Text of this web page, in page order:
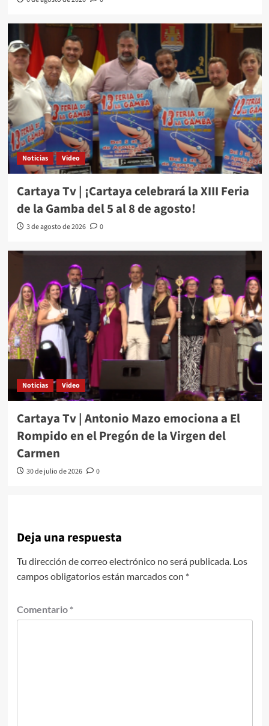
Noticias Video
Cartaya Tv | ¡Cartaya celebrará la XIII Feria
de la Gamba del 5 al 8 de agosto!
3 de agosto de 2026 0
Noticias Video
Cartaya Tv | Antonio Mazo emociona a El
Rompido en el Pregón de la Virgen del
Carmen
30 de julio de 2026 0
Deja una respuesta
Tu dirección de correo electrónico no será publicada. Los
campos obligatorios están marcados con *
Comentario *